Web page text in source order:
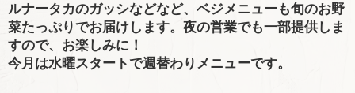
ルナータカのガッシなどなど、ベジメニューも旬のお野
菜たっぷりでお届けします。夜の営業でも一部提供しま
すので、お楽しみに！
今月は水曜スタートで週替わりメニューです。